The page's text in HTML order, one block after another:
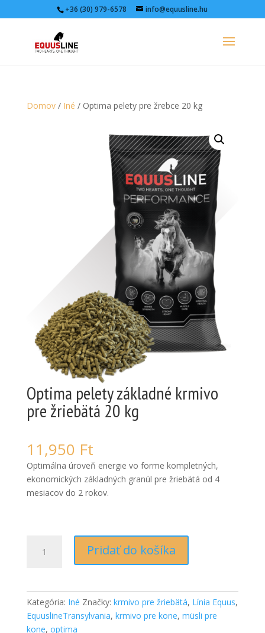
+36 (30) 979-6578 info@equusline.hu
Domov/ Iné / Optima pelety pre žrebce 20 kg
Optima pelety základné krmivo
pre žriebätá 20 kg
11,950 Ft
Optimálna úroveň energie vo forme kompletných,
ekonomických základných granúl pre žriebätá od 4
mesiacov do 2 rokov.
Optima
számára
20
Pridať do košíka
Kategória: Iné Značky: krmivo pre žriebätá, Línia Equus,
EquuslineTransylvania, krmivo pre kone, müsli pre
kone, optima